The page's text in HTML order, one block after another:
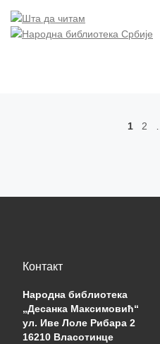
Posts navigation
1 2
Контакт
Народна библиотека
„Десанка Максимовић“
ул. Иве Лоле Рибара 2
16210 Власотинце